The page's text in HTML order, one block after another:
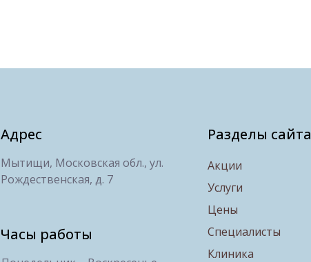
Часы работы
Адрес
Мытищи, Московская обл., ул.
Рождественская, д. 7
Разделы сайта
Акции
Услуги
Цены
Специалисты
Клиника